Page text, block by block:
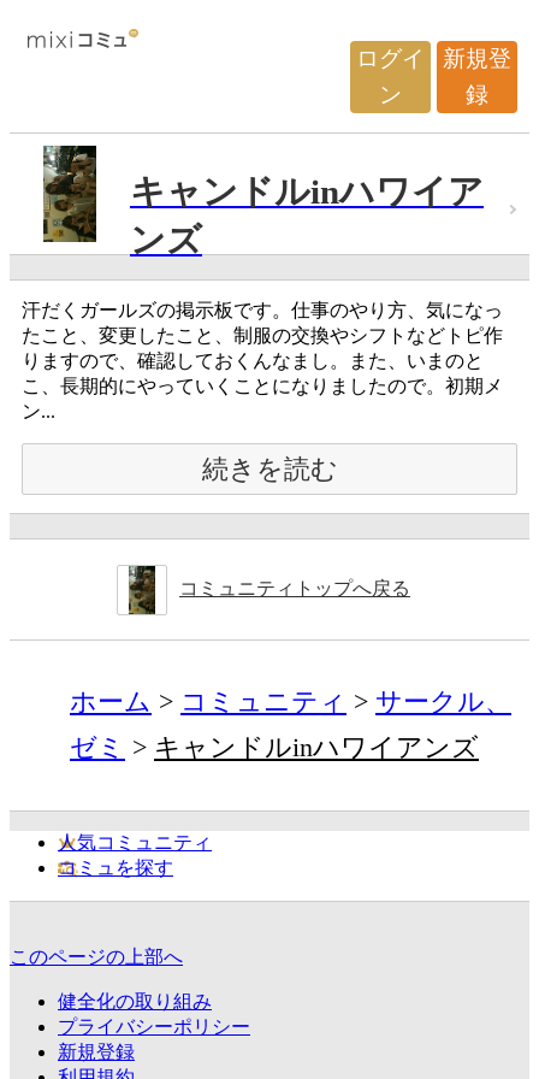
ログイ
ン
新規登
録
キャンドルinハワイア
ンズ
汗だくガールズの掲示板です。仕事のやり方、気になっ
たこと、変更したこと、制服の交換やシフトなどトピ作
りますので、確認しておくんなまし。また、いまのと
こ、長期的にやっていくことになりましたので。初期メ
ン...
続きを読む
コミュニティトップへ戻る
ホーム コミュニティ
サークル、
ゼミ
キャンドルinハワイアンズ
人気コミュニティ
コミュを探す
このページの上部へ
健全化の取り組み
プライバシーポリシー
新規登録